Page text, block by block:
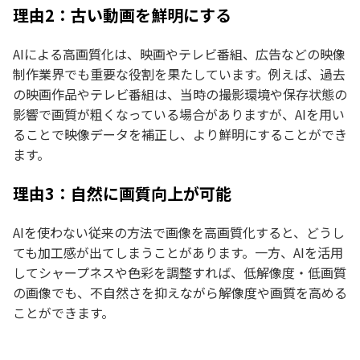
理由2：古い動画を鮮明にする
AIによる高画質化は、映画やテレビ番組、広告などの映像
制作業界でも重要な役割を果たしています。例えば、過去
の映画作品やテレビ番組は、当時の撮影環境や保存状態の
影響で画質が粗くなっている場合がありますが、AIを用い
ることで映像データを補正し、より鮮明にすることができ
ます。
理由3：自然に画質向上が可能
AIを使わない従来の方法で画像を高画質化すると、どうし
ても加工感が出てしまうことがあります。一方、AIを活用
してシャープネスや色彩を調整すれば、低解像度・低画質
の画像でも、不自然さを抑えながら解像度や画質を高める
ことができます。